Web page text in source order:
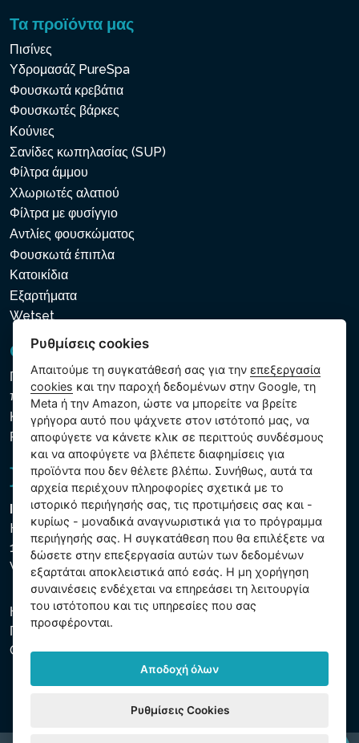
Τα προϊόντα μας
Πισίνες
Υδρομασάζ PureSpa
Φουσκωτά κρεβάτια
Φουσκωτές βάρκες
Κούνιες
Σανίδες κωπηλασίας (SUP)
Φίλτρα άμμου
Χλωριωτές αλατιού
Φίλτρα με φυσίγγιο
Αντλίες φουσκώματος
Φουσκωτά έπιπλα
Κατοικίδια
Εξαρτήματα
Wetset
GDPR και Cookies
Πολιτική προστασίας προσωπικών και λοιπών δεδομένων
που υποβάλλονται σε επεξεργασία
Κανόνες χρήσης των αρχείων cookie
Ρυθμίσεις cookies
Intex Trading, s.r.o.
Hradecká 2526/3
130 00 Praha 3
Vinohrady - Česká republika
Η εταιρεία είναι εγγεγραμμένη στο Δημοτικό Δικαστήριο της
Πράγας, μέρος C, αύξ. αριθ. 74759. ΑΜΕ 26150808, ΑΦΜ
CZ26150808.
Ρυθμίσεις cookies
Απαιτούμε τη συγκατάθεσή σας για τηνεπεξεργασία
cookies και την παροχή δεδομένων στην Google, τη
Meta ή την Amazon, ώστε να μπορείτε να βρείτε
γρήγορα αυτό που ψάχνετε στον ιστότοπό μας, να
αποφύγετε να κάνετε κλικ σε περιττούς συνδέσμους
και να αποφύγετε να βλέπετε διαφημίσεις για
προϊόντα που δεν θέλετε βλέπω. Συνήθως, αυτά τα
αρχεία περιέχουν πληροφορίες σχετικά με το
ιστορικό περιήγησής σας, τις προτιμήσεις σας και -
κυρίως - μοναδικά αναγνωριστικά για το πρόγραμμα
περιήγησής σας. Η συγκατάθεση που θα επιλέξετε να
δώσετε στην επεξεργασία αυτών των δεδομένων
εξαρτάται αποκλειστικά από εσάς. Η μη χορήγηση
συναινέσεις ενδέχεται να επηρεάσει τη λειτουργία
του ιστότοπου και τις υπηρεσίες που σας
προσφέρονται.
Αποδοχή όλων
Ρυθμίσεις Cookies